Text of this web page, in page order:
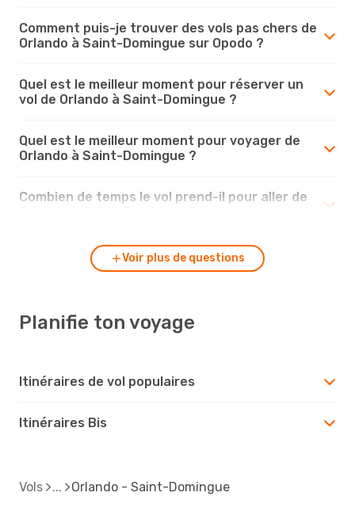
Comment puis-je trouver des vols pas chers de
Orlando à Saint-Domingue sur Opodo ?
Quel est le meilleur moment pour réserver un
vol de Orlando à Saint-Domingue ?
Quel est le meilleur moment pour voyager de
Orlando à Saint-Domingue ?
Combien de temps le vol prend-il pour aller de
Voir plus de questions
Planifie ton voyage
Itinéraires de vol populaires
Itinéraires Bis
Vols Orlando - Saint-Domingue